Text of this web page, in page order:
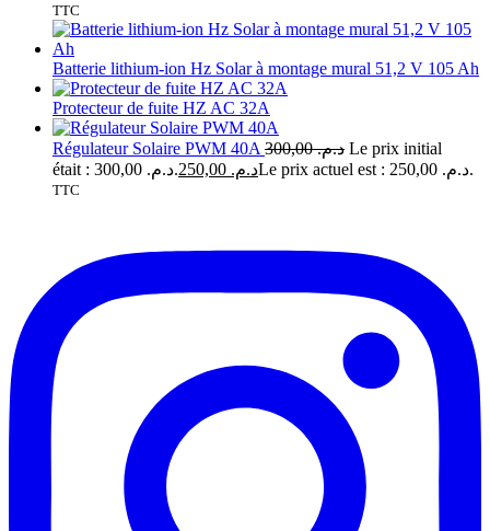
TTC
Batterie lithium-ion Hz Solar à montage mural 51,2 V 105 Ah
Protecteur de fuite HZ AC 32A
Régulateur Solaire PWM 40A د.م.300,00
Le prix initial
était : د.م. 300,00.
د.م. Le prix actuel est : د.م. 250,00.
TTC